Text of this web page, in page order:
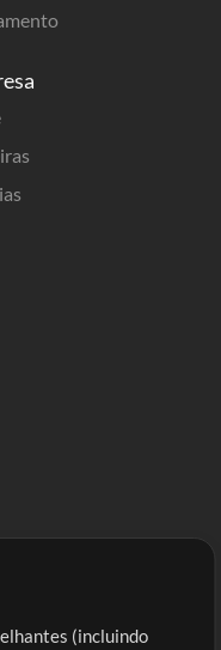
(incluindo